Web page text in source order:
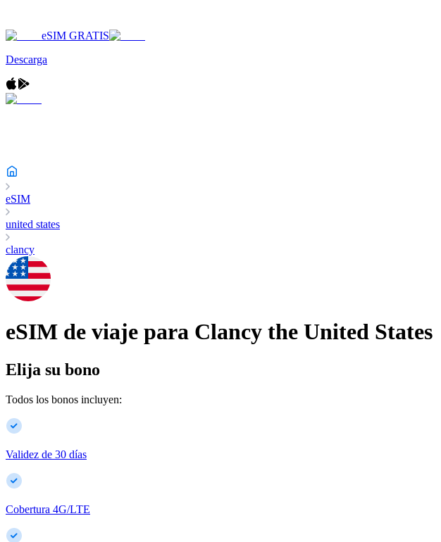
eSIM GRATIS
Descarga
eSIM
united states
clancy
eSIM de viaje para Clancy the United States
Elija su bono
Todos los bonos incluyen:
Validez de 30 días
Cobertura 4G/LTE